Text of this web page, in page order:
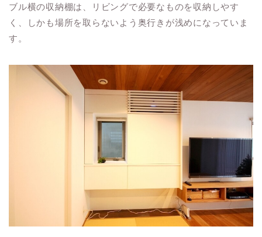
ブル横の収納棚は、リビングで必要なものを収納しやす
く、しかも場所を取らないよう奥行きが浅めになっていま
す。